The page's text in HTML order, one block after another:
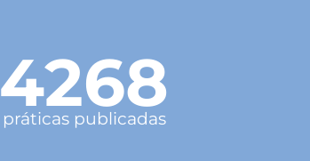
4268
práticas publicadas